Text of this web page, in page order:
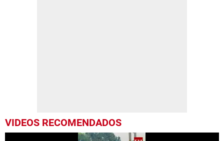
VIDEOS RECOMENDADOS